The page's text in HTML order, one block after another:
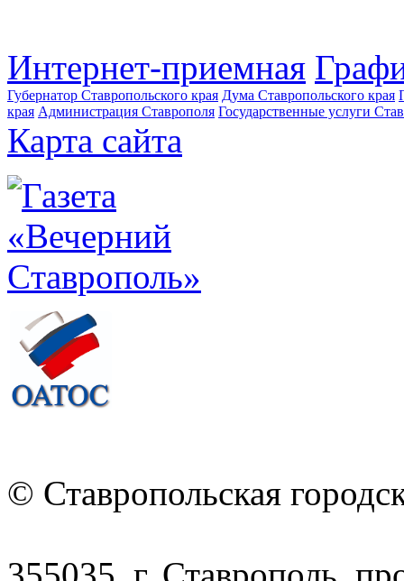
Интернет-приемная
Губернатор Ставропольского края Дума Ставропольского края
края Администрация Ставрополя Государственные услуги
Карта сайта
© Ставропольская